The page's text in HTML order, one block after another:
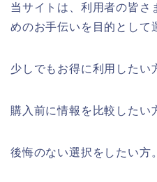
当サイトは、利用者の皆さ
めのお手伝いを目的として
少しでもお得に利用したい
購入前に情報を比較したい
後悔のない選択をしたい方。